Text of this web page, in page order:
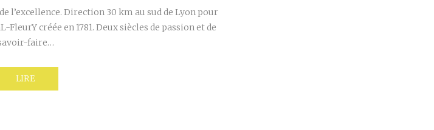
l’excellence. Direction 30 km au sud de Lyon pour
créée en 1781. Deux siècles de passion et de
faire…
LIRE